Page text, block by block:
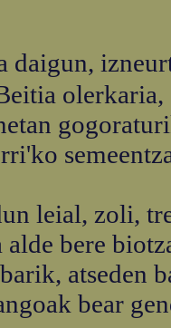
daigun,
leial, zoli,
alde bere
atseden
bear